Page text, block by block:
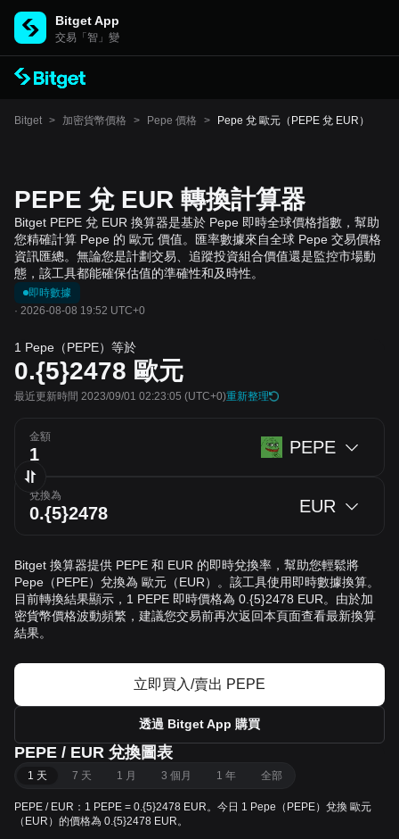
Bitget App
交易「智」變
Bitget > 加密貨幣價格 > Pepe 價格 > Pepe 兌 歐元（PEPE 兌 EUR）
PEPE 兌 EUR 轉換計算器
Bitget PEPE 兌 EUR 換算器是基於 Pepe 即時全球價格指數，幫助
您精確計算 Pepe 的 歐元 價值。匯率數據來自全球 Pepe 交易價格
資訊匯總。無論您是計劃交易、追蹤投資組合價值還是監控市場動
態，該工具都能確保估值的準確性和及時性。
即時數據
· 2026-08-08 19:52 UTC+0
1 Pepe（PEPE）等於
0.{5}2478 歐元
最近更新時間 2023/09/01 02:23:05 (UTC+0)重新整理
金額
PEPE
兌換為
EUR
Bitget 換算器提供 PEPE 和 EUR 的即時兌換率，幫助您輕鬆將
Pepe（PEPE）兌換為 歐元（EUR）。該工具使用即時數據換算。
目前轉換結果顯示，1 PEPE 即時價格為 0.{5}2478 EUR。由於加
密貨幣價格波動頻繁，建議您交易前再次返回本頁面查看最新換算
結果。
立即買入/賣出 PEPE
透過 Bitget App 購買
PEPE / EUR 兌換圖表
1 天 7 天 1 月 3 個月 1 年 全部
PEPE / EUR：1 PEPE = 0.{5}2478 EUR。今日 1 Pepe（PEPE）兌換 歐元
（EUR）的價格為 0.{5}2478 EUR。